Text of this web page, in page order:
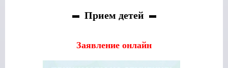
Прием детей
Заявление онлайн